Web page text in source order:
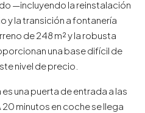
—incluyendo la reinstalación
y la transición a fontanería
de 248 m² y la robusta
una base difícil de
nivel de precio.
una puerta de entrada a las
minutos en coche se llega